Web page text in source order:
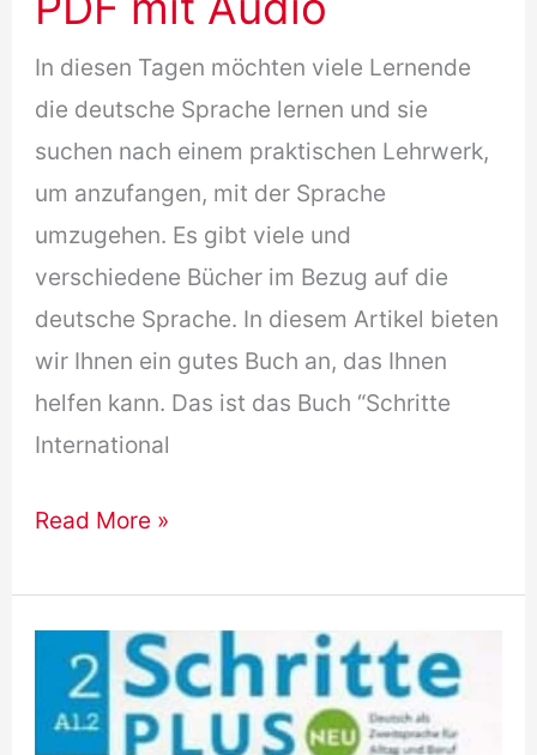
In diesen Tagen möchten viele Lernende
die deutsche Sprache lernen und sie
suchen nach einem praktischen Lehrwerk,
um anzufangen, mit der Sprache
umzugehen. Es gibt viele und
verschiedene Bücher im Bezug auf die
deutsche Sprache. In diesem Artikel bieten
wir Ihnen ein gutes Buch an, das Ihnen
helfen kann. Das ist das Buch “Schritte
International
(Free
Schritte
International
PDF
Read More »